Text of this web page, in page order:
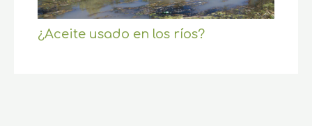
¿Aceite usado en los ríos?